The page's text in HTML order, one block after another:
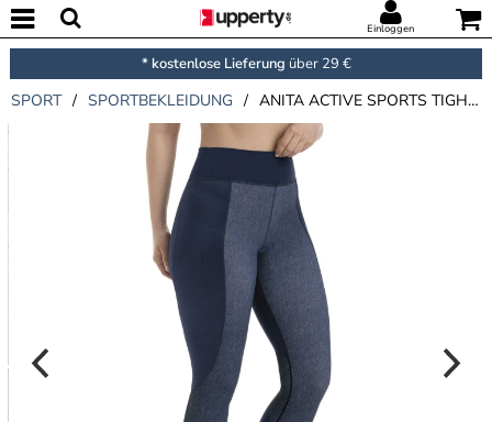
Einloggen
* kostenlose Lieferung über 29 €
SPORT / SPORTBEKLEIDUNG / ANITA ACTIVE SPORTS TIGHTS COMPRESSION